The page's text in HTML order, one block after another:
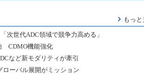
もっと
世代ADC領域で競争力高める」
CDMO機能強化
など新モダリティが牽引
ーバル展開がミッション